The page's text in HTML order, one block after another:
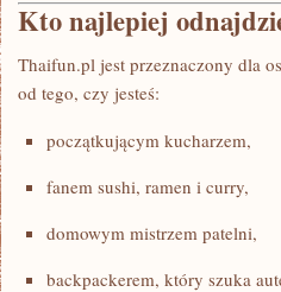
Kto najlepiej
Thaifun.pl jest przeznaczony dla
od tego, czy jesteś:
początkującym kucharzem,
fanem sushi, ramen i curry,
domowym mistrzem patelni,
backpackerem, który szuka